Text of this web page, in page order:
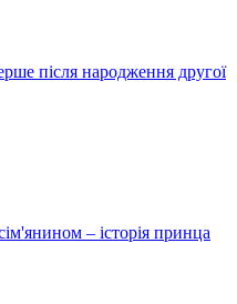
після народження другої
– історія принца